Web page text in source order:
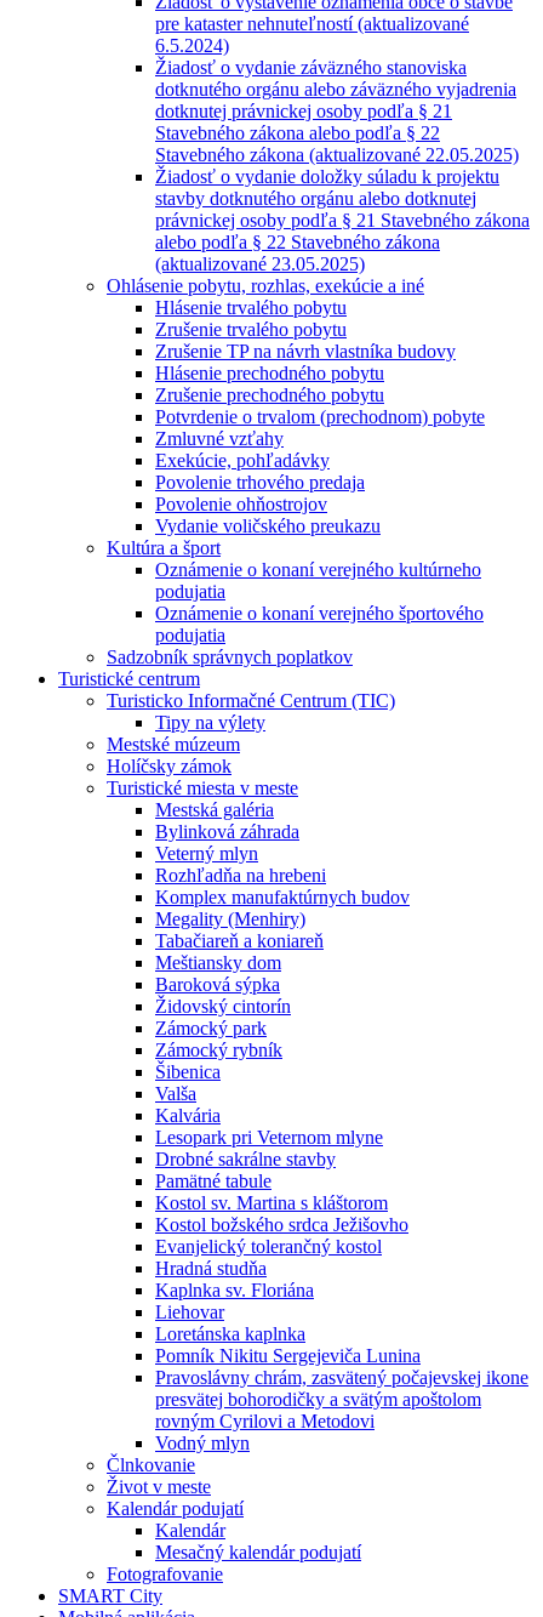
pre kataster nehnuteľností (aktualizované
6.5.2024)
Žiadosť o vydanie záväzného stanoviska
dotknutého orgánu alebo záväzného vyjadrenia
dotknutej právnickej osoby podľa § 21
Stavebného zákona alebo podľa § 22
Stavebného zákona (aktualizované 22.05.2025)
Žiadosť o vydanie doložky súladu k projektu
stavby dotknutého orgánu alebo dotknutej
právnickej osoby podľa § 21 Stavebného zákona
alebo podľa § 22 Stavebného zákona
(aktualizované 23.05.2025)
Ohlásenie pobytu, rozhlas, exekúcie a iné
Hlásenie trvalého pobytu
Zrušenie trvalého pobytu
Zrušenie TP na návrh vlastníka budovy
Hlásenie prechodného pobytu
Zrušenie prechodného pobytu
Potvrdenie o trvalom (prechodnom) pobyte
Zmluvné vzťahy
Exekúcie, pohľadávky
Povolenie trhového predaja
Povolenie ohňostrojov
Vydanie voličského preukazu
Kultúra a šport
Oznámenie o konaní verejného kultúrneho
podujatia
Oznámenie o konaní verejného športového
podujatia
Sadzobník správnych poplatkov
Turistické centrum
Turisticko Informačné Centrum (TIC)
Tipy na výlety
Mestské múzeum
Holíčsky zámok
Turistické miesta v meste
Mestská galéria
Bylinková záhrada
Veterný mlyn
Rozhľadňa na hrebeni
Komplex manufaktúrnych budov
Megality (Menhiry)
Tabačiareň a koniareň
Meštiansky dom
Baroková sýpka
Židovský cintorín
Zámocký park
Zámocký rybník
Šibenica
Valša
Kalvária
Lesopark pri Veternom mlyne
Drobné sakrálne stavby
Pamätné tabule
Kostol sv. Martina s kláštorom
Kostol božského srdca Ježišovho
Evanjelický tolerančný kostol
Hradná studňa
Kaplnka sv. Floriána
Liehovar
Loretánska kaplnka
Pomník Nikitu Sergejeviča Lunina
Pravoslávny chrám, zasvätený počajevskej ikone
presvätej bohorodičky a svätým apoštolom
rovným Cyrilovi a Metodovi
Vodný mlyn
Člnkovanie
Život v meste
Kalendár podujatí
Kalendár
Mesačný kalendár podujatí
Fotografovanie
SMART City